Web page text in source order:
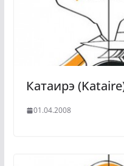
Катаирэ
01.04.2008